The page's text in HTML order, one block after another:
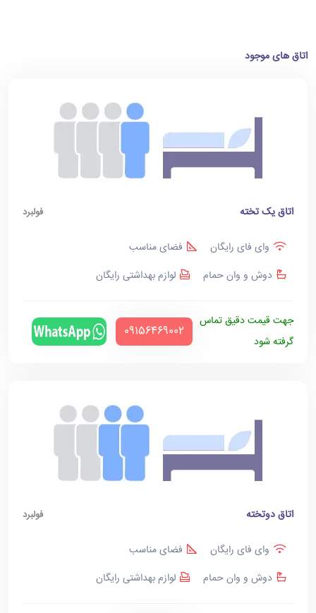
اتاق های موجود
اتاق یک تخته فولبرد
وای فای رایگان
فضای مناسب
دوش و وان حمام
لوازم بهداشتی رایگان
جهت قیمت دقیق تماس
گرفته شود
‪09156469002‬
اتاق دوتخته فولبرد
وای فای رایگان
فضای مناسب
دوش و وان حمام
لوازم بهداشتی رایگان